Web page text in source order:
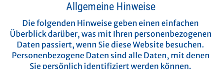
Allgemeine Hinweise
Die folgenden Hinweise geben einen einfachen
Überblick darüber, was mit Ihren personenbezogenen
Daten passiert, wenn Sie diese Website besuchen.
Personenbezogene Daten sind alle Daten, mit denen
Sie persönlich identifiziert werden können.